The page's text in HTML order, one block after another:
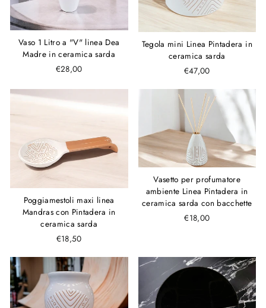
Vaso 1 Litro a "V" linea Dea
Madre in ceramica sarda
€28,00
Tegola mini Linea Pintadera in
ceramica sarda
€47,00
Poggiamestoli maxi linea
Mandras con Pintadera in
ceramica sarda
€18,50
Vasetto per profumatore
ambiente Linea Pintadera in
ceramica sarda con bacchette
€18,00